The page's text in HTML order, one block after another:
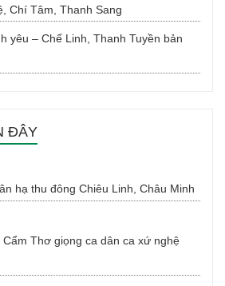
Chí Tâm, Thanh Sang
yêu – Chế Linh, Thanh Tuyền bản
ĐÂY
hạ thu đông Chiêu Linh, Châu Minh
Thơ giọng ca dân ca xứ nghệ